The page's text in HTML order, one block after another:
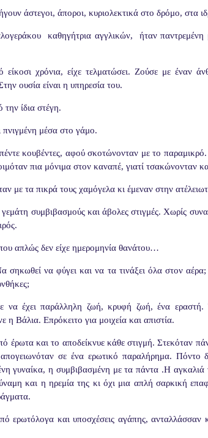
άστεγοι, άποροι, κυριολεκτικά στο δρόμο, στα
καθηγήτρια αγγλικών, ήταν παντρεμένη
χρόνια, είχε τελματώσει. Ζούσε με έναν
ουσία είναι η υπηρεσία του.
ίδια στέγη.
μέσα στο γάμο.
κουβέντες, αφού σκοτώνονταν με το
πια μόνιμα στον καναπέ, γιατί τσακώνονταν
με τα πικρά τους χαμόγελα κι έμεναν στην
γεμάτη συμβιβασμούς και άβολες στιγμές. Χωρίς
απλώς δεν είχε ημερομηνία θανάτου…
σηκωθεί να φύγει και να τα τινάξει όλα στον
να έχει παράλληλη ζωή, κρυφή ζωή, ένα
η Βάλια. Επρόκειτο για μοιχεία και απιστία.
έρωτα και το αποδείκνυε κάθε στιγμή. Στεκόταν
σε ένα ερωτικό παραλήρημα.
γυναίκα, η συμβιβασμένη με τα πάντα .Η αγκαλιά
και η ηρεμία της κι όχι μια απλή σαρκική
ερωτόλογα και υποσχέσεις αγάπης, ανταλλάσσαν